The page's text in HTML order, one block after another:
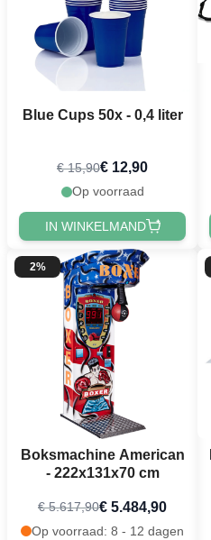
Blue Cups 50x - 0,4 liter
€ 15,90€ 12,90
Op voorraad
IN WINKELMAND
2%
Boksmachine American
- 222x131x70 cm
€ 5.617,90€ 5.484,90
Op voorraad: 8 - 12 dagen